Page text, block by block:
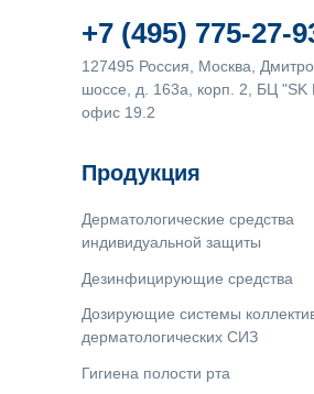
Продукция
+7 (495) 775-27-
Дерматологические средства
индивидуальной защиты
Дезинфицирующие средства
Гигиена полости рта
127495 Россия, Москва,
шоссе, д. 163а, корп. 2, БЦ "SK
офис 19.2
Дозирующие системы
дерматологических СИЗ